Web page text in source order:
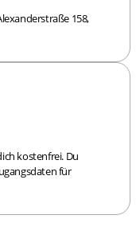
158,
kostenfrei. Du
für